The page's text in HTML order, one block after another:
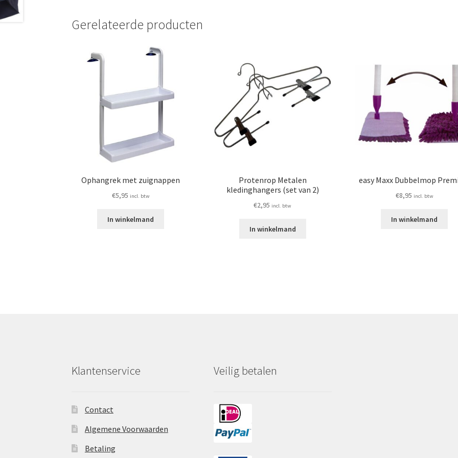
Gerelateerde producten
Ophangrek met zuignappen
€5,95 incl. btw
In winkelmand
Protenrop Metalen
kledinghangers (set van 2)
€2,95 incl. btw
In winkelmand
easy Maxx Dubbelmop
€8,95 incl. btw
In winkelmand
Klantenservice
Contact
Algemene Voorwaarden
Betaling
Veilig betalen